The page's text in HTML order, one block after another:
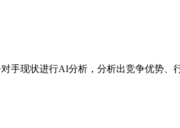
手现状进行AI分析，分析出竞争优势、